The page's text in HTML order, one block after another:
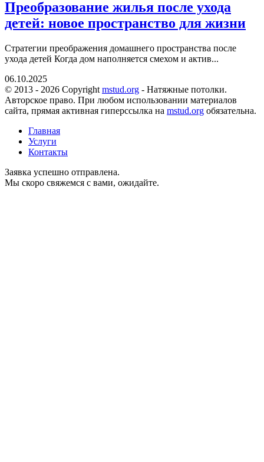
Преобразование жилья после ухода
детей: новое пространство для жизни
Стратегии преображения домашнего пространства после
ухода детей Когда дом наполняется смехом и актив...
06.10.2025
© 2013 - 2026 Copyright mstud.org - Натяжные потолки.
Авторское право. При любом использовании материалов
сайта, прямая активная гиперссылка на mstud.org обязательна.
Главная
Услуги
Контакты
Заявка успешно отправлена.
Мы скоро свяжемся с вами, ожидайте.